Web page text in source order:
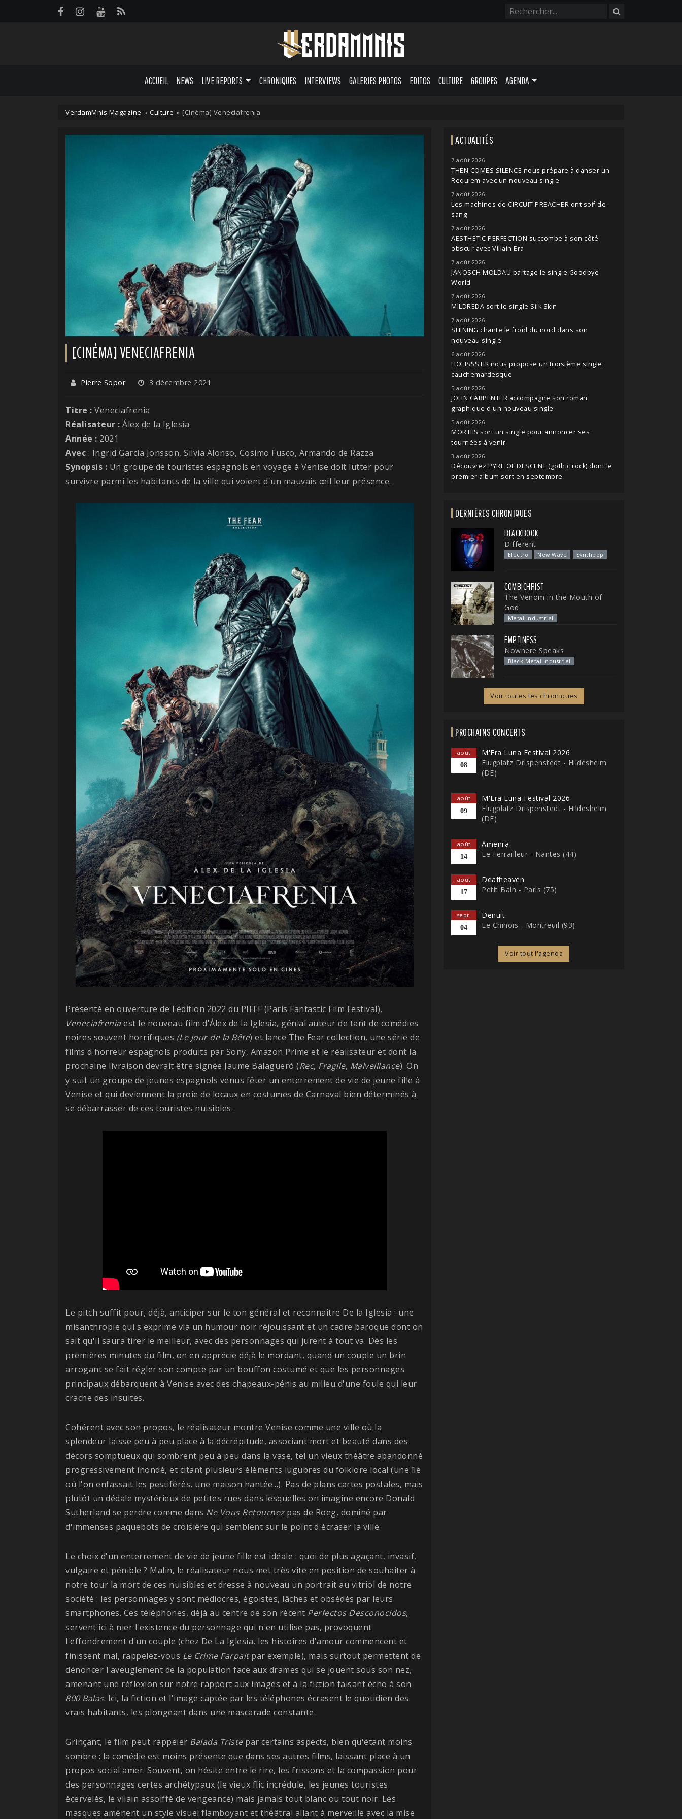
ACCUEIL NEWS LIVE REPORTS CHRONIQUES INTERVIEWS GALERIES PHOTOS EDITOS CULTURE GROUPES AGENDA
VerdamMnis Magazine » Culture » [Cinéma] Veneciafrenia
[CINÉMA] VENECIAFRENIA
Pierre Sopor 3 décembre 2021
Titre : Veneciafrenia
Réalisateur : Álex de la Iglesia
Année : 2021
Avec : Ingrid García Jonsson, Silvia Alonso, Cosimo Fusco, Armando de Razza
Synopsis : Un groupe de touristes espagnols en voyage à Venise doit lutter pour
survivre parmi les habitants de la ville qui voient d'un mauvais œil leur présence.
Présenté en ouverture de l'édition 2022 du PIFFF (Paris Fantastic Film Festival),
Veneciafrenia est le nouveau film d'Álex de la Iglesia, génial auteur de tant de comédies
noires souvent horrifiques (Le Jour de la Bête) et lance The Fear collection, une série de
films d'horreur espagnols produits par Sony, Amazon Prime et le réalisateur et dont la
prochaine livraison devrait être signée Jaume Balagueró (Rec, Fragile, Malveillance). On
y suit un groupe de jeunes espagnols venus fêter un enterrement de vie de jeune fille à
Venise et qui deviennent la proie de locaux en costumes de Carnaval bien déterminés à
se débarrasser de ces touristes nuisibles.
Le pitch suffit pour, déjà, anticiper sur le ton général et reconnaître De la Iglesia : une
misanthropie qui s'exprime via un humour noir réjouissant et un cadre baroque dont on
sait qu'il saura tirer le meilleur, avec des personnages qui jurent à tout va. Dès les
premières minutes du film, on en apprécie déjà le mordant, quand un couple un brin
arrogant se fait régler son compte par un bouffon costumé et que les personnages
principaux débarquent à Venise avec des chapeaux-pénis au milieu d'une foule qui leur
crache des insultes.
Cohérent avec son propos, le réalisateur montre Venise comme une ville où la
splendeur laisse peu à peu place à la décrépitude, associant mort et beauté dans des
décors somptueux qui sombrent peu à peu dans la vase, tel un vieux théâtre abandonné
progressivement inondé, et citant plusieurs éléments lugubres du folklore local (une île
où l'on entassait les pestiférés, une maison hantée...). Pas de plans cartes postales, mais
plutôt un dédale mystérieux de petites rues dans lesquelles on imagine encore Donald
Sutherland se perdre comme dans Ne Vous Retournezpas de Roeg, dominé par
d'immenses paquebots de croisière qui semblent sur le point d'écraser la ville.
Le choix d'un enterrement de vie de jeune fille est idéale : quoi de plus agaçant, invasif,
vulgaire et pénible ? Malin, le réalisateur nous met très vite en position de souhaiter à
notre tour la mort de ces nuisibles et dresse à nouveau un portrait au vitriol de notre
société : les personnages y sont médiocres, égoïstes, lâches et obsédés par leurs
smartphones. Ces téléphones, déjà au centre de son récent Perfectos Desconocidos,
servent ici à nier l'existence du personnage qui n'en utilise pas, provoquent
l'effondrement d'un couple (chez De La Iglesia, les histoires d'amour commencent et
finissent mal, rappelez-vous Le Crime Farpaitpar exemple), mais surtout permettent de
dénoncer l'aveuglement de la population face aux drames qui se jouent sous son nez,
amenant une réflexion sur notre rapport aux images et à la fiction faisant écho à son
800 Balas. Ici, la fiction et l'image captée par les téléphones écrasent le quotidien des
vrais habitants, les plongeant dans une mascarade constante.
Grinçant, le film peut rappeler Balada Tristepar certains aspects, bien qu'étant moins
sombre : la comédie est moins présente que dans ses autres films, laissant place à un
propos social amer. Souvent, on hésite entre le rire, les frissons et la compassion pour
des personnages certes archétypaux (le vieux flic incrédule, les jeunes touristes
écervelés, le vilain assoiffé de vengeance) mais jamais tout blanc ou tout noir. Les
masques amènent un style visuel flamboyant et théâtral allant à merveille avec la mise
ACTUALITÉS
7 août 2026
THEN COMES SILENCE nous prépare à danser un
Requiem avec un nouveau single
7 août 2026
Les machines de CIRCUIT PREACHER ont soif de
sang
7 août 2026
AESTHETIC PERFECTION succombe à son côté
obscur avec Villain Era
7 août 2026
JANOSCH MOLDAU partage le single Goodbye
World
7 août 2026
MILDREDA sort le single Silk Skin
7 août 2026
SHINING chante le froid du nord dans son
nouveau single
6 août 2026
HOLISSSTIK nous propose un troisième single
cauchemardesque
5 août 2026
JOHN CARPENTER accompagne son roman
graphique d'un nouveau single
5 août 2026
MORTIIS sort un single pour annoncer ses
tournées à venir
3 août 2026
Découvrez PYRE OF DESCENT (gothic rock) dont le
premier album sort en septembre
DERNIÈRES CHRONIQUES
BLACKBOOK
Different
Electro New Wave Synthpop
COMBICHRIST
The Venom in the Mouth of
God
Metal Industriel
EMPTINESS
Nowhere Speaks
Black Metal Industriel
Voir toutes les chroniques
PROCHAINS CONCERTS
août
08
M'Era Luna Festival 2026
Flugplatz Drispenstedt - Hildesheim
(DE)
août
09
M'Era Luna Festival 2026
Flugplatz Drispenstedt - Hildesheim
(DE)
août
14
Amenra
Le Ferrailleur - Nantes (44)
août
17
Deafheaven
Petit Bain - Paris (75)
sept.
04
Denuit
Le Chinois - Montreuil (93)
Voir tout l'agenda
Panneau de gestion des cookies